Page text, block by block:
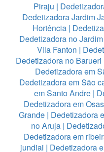
Piraju |
Dedetizadora Jardim
Hortência |
Dedetizadora no
Vila Fanton |
Dedetizadora no Barueri
Dedetizadora em
Dedetizadora em São
em Santo Andre|
Dedetizadora em
Grande| Dedetizadora
no Aruja |
Dedetizadora em
jundiai | Dedetizadora